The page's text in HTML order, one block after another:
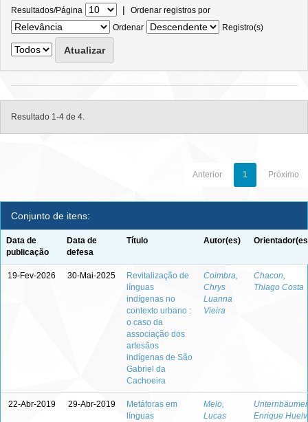
Resultados/Página | Ordenar registros por
Ordenar
Registro(s)
Resultado 1-4 de 4.
Anterior 1 Próximo
Conjunto de itens:
Data de
publicação
Data de
defesa
Título Autor(es)
19-Fev-2026 30-Mai-2025
Revitalização de
línguas
indígenas no
contexto urbano :
o caso da
associação dos
artesãos
indígenas de São
Gabriel da
Cachoeira
Coimbra,
Chrys
Luanna
Vieira
Chacon,
Thiago Costa
22-Abr-2019 29-Abr-2019
Metáforas em
línguas
Melo,
Lucas
Enrique